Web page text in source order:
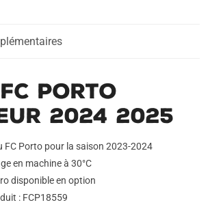
Porto
2024 2025
FC Porto pour la saison 2023-2024
en machine à 30°C
disponible en option
: FCP18559